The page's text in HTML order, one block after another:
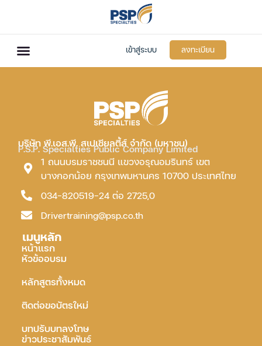
เข้าสู่ระบบ ลงทะเบียน
บริษัท พี.เอส.พี. สเปเชียลตี้ส์ จำกัด (มหาชน)
P.S.P. Specialties Public Company Limited
1 ถนนบรมราชชนนี แขวงอรุณอมรินทร์ เขต
บางกอกน้อย กรุงเทพมหานคร 10700 ประเทศไทย
034-820519-24 ต่อ 2725,0
Drivertraining@psp.co.th
เมนูหลัก
หน้าแรก
หัวข้ออบรม
หลักสูตรทั้งหมด
ติดต่อขอบัตรใหม่
บทปรับบทลงโทษ
ข่าวประชาสัมพันธ์